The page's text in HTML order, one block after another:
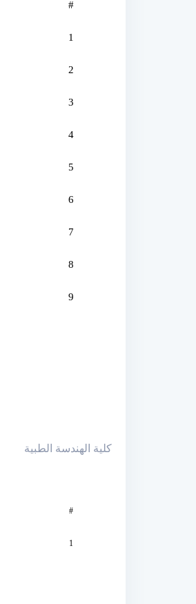
#
1
2
3
4
5
6
7
8
9
كلية الهندسة الطبية
#
1